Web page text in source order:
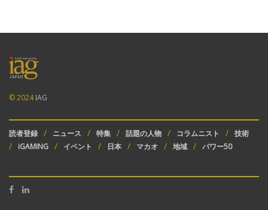
© 2024IAG
読者登録 ニュース 特集 話題の人物 コラムニスト
技術
iGAMING
イベント 日本 マカオ 地域 パワー50